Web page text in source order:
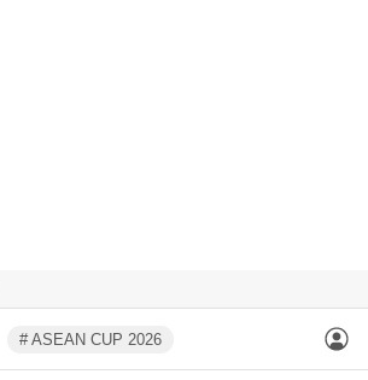
# ASEAN CUP 2026